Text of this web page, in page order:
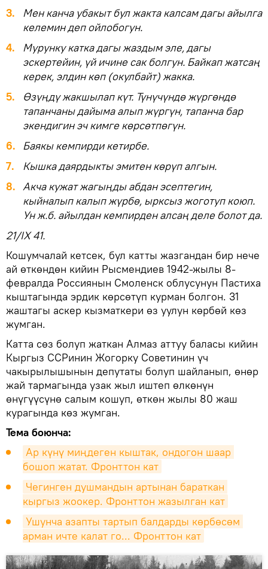
3.
Мен канча убакыт бул жакта калсам дагы айылга
келемин деп ойлобогун.
4.
Мурунку катка дагы жаздым эле, дагы
эскертейин, үй ичине сак болгун. Байкап жатсаң
керек, элдин көп (окулбайт) жакка.
5.
Өзүңдү жакшылап күт. Түнүчүндө жүргөндө
тапанчаны дайыма алып жүргүн, тапанча бар
экендигин эч кимге көрсөтпөгүн.
6.
Баякы кемпирди кетирбе.
7.
Кышка даярдыкты эмитен көрүп алгын.
8. Акча кужат жагыңды абдан эсептегин,
кыйналып калып жүрбө, ырксыз жоготуп коюп.
Ун ж.б. айылдан кемпирден алсаң деле болот да.
21/IX 41.
Кошумчалай кетсек, бул катты жазгандан бир нече
ай өткөндөн кийин Рысмендиев 1942-жылы 8-
февралда Россиянын Смоленск облусунун Пастиха
кыштагында эрдик көрсөтүп курман болгон. 31
жаштагы аскер кызматкери өз уулун көрбөй көз
жумган.
Катта сөз болуп жаткан Алмаз аттуу баласы кийин
Кыргыз ССРинин Жогорку Советинин үч
чакырылышынын депутаты болуп шайланып, өнөр
жай тармагында узак жыл иштеп өлкөнүн
өнүгүүсүнө салым кошуп, өткөн жылы 80 жаш
курагында көз жумган.
Тема боюнча:
Ар күнү миңдеген кыштак, ондогон шаар
бошоп жатат. Фронттон кат
Чегинген душмандын артынан бараткан
кыргыз жоокер. Фронттон жазылган кат
Ушунча азапты тартып балдарды көрбөсөм
арман ичте калат го... Фронттон кат